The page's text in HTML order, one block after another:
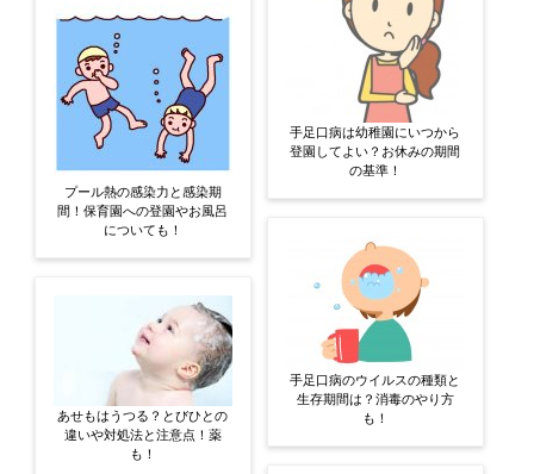
プール熱の感染力と感染期
間！保育園への登園やお風呂
についても！
あせもはうつる？とびひとの
違いや対処法と注意点！薬
も！
手足口病は幼稚園にいつから
登園してよい？お休みの期間
の基準！
手足口病のウイルスの種類と
生存期間は？消毒のやり方
も！